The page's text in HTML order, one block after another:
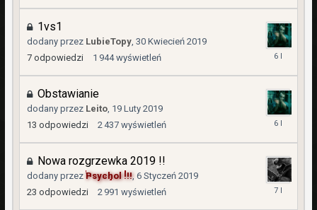
1vs1
dodany przez LubieTopy, 30 Kwiecień 2019
7 odpowiedzi 1 944 wyświetleń
Obstawianie
dodany przez Leito, 19 Luty 2019
13 odpowiedzi 2 437 wyświetleń
Nowa rozgrzewka 2019 !!
dodany przez Psychol !!!, 6 Styczeń 2019
23 odpowiedzi 2 991 wyświetleń
31